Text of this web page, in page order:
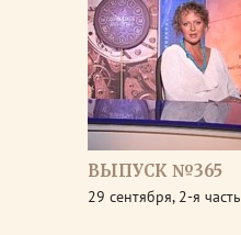
ВЫПУСК №365
29 сентября, 2-я часть